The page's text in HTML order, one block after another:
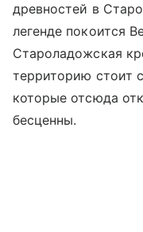
древностей в
легенде покоится
Староладожская
территорию стоит
которые отсюда
бесценны.